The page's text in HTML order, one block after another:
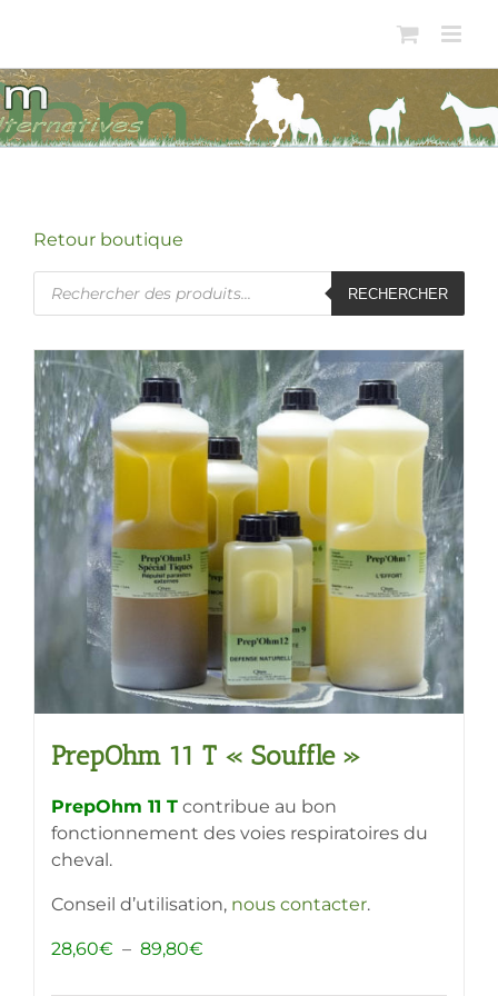
contenu
Retour boutique
Recherche
de
produits
RECHERCHER
PrepOhm 11 T « Souffle »
PrepOhm 11 T contribue au bon
fonctionnement des voies respiratoires du
cheval.
Conseil d’utilisation, nous contacter.
28,60€ – 89,80€